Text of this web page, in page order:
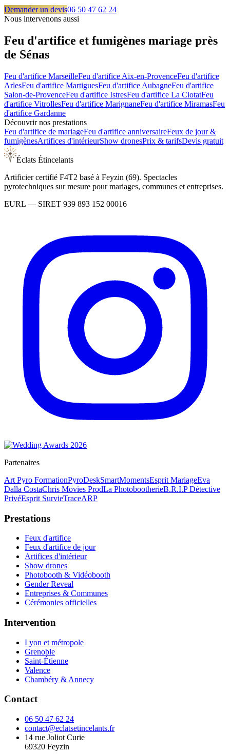
Demander un devis06 50 47 62 24
Nous intervenons aussi
Feu d'artifice et fumigènes mariage près
de Sénas
Feu d'artifice MarseilleFeu d'artifice Aix-en-ProvenceFeu d'artifice
ArlesFeu d'artifice MartiguesFeu d'artifice AubagneFeu d'artifice
Salon-de-ProvenceFeu d'artifice IstresFeu d'artifice La CiotatFeu
d'artifice VitrollesFeu d'artifice MarignaneFeu d'artifice MiramasFeu
d'artifice Gardanne
Découvrir nos prestations
Feu d'artifice de mariageFeu d'artifice anniversaireFeux de jour &
fumigènesArtifices d'intérieurShow dronesPrix & tarifsDevis gratuit
Éclats Étincelants
Artificier certifié F4T2 basé à Feyzin (69). Spectacles
pyrotechniques sur mesure pour mariages, communes et entreprises.
EURL — SIRET 939 893 152 00016
Partenaires
Art Pyro FormationPyroDeskSmartMomentsEsprit MariageEva
Dalla CostaChris Movies ProdLa PhotobootherieB.R.I.P Détective
PrivéEsprit SurvieTraceARP
Prestations
Feux d'artifice
Feux d'artifice de jour
Artifices d'intérieur
Show drones
Photobooth & Vidéobooth
Gender Reveal
Entreprises & Communes
Cérémonies officielles
Intervention
Lyon et métropole
Grenoble
Saint-Étienne
Valence
Chambéry & Annecy
Contact
06 50 47 62 24
contact@eclatsetincelants.fr
14 rue Joliot Curie
69320 Feyzin